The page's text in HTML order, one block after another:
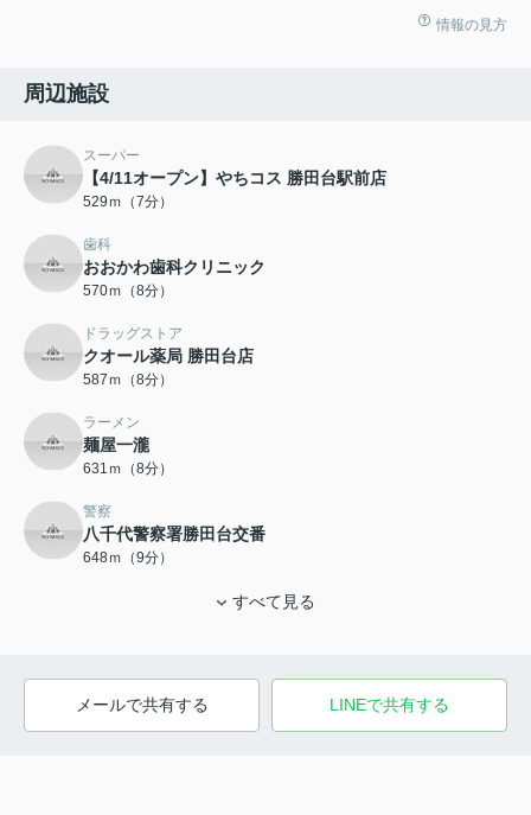
情報の見方
周辺施設
スーパー
【4/11オープン】やちコス 勝田台駅前店
529ｍ（7分）
歯科
おおかわ歯科クリニック
570ｍ（8分）
ドラッグストア
クオール薬局 勝田台店
587ｍ（8分）
ラーメン
麺屋一瀧
631ｍ（8分）
警察
八千代警察署勝田台交番
648ｍ（9分）
すべて見る
メールで共有する LINEで共有する